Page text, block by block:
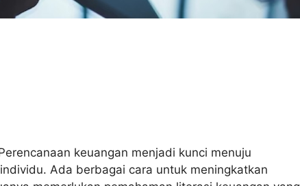
keuangan menjadi kunci menuju
Ada berbagai cara untuk meningkatkan